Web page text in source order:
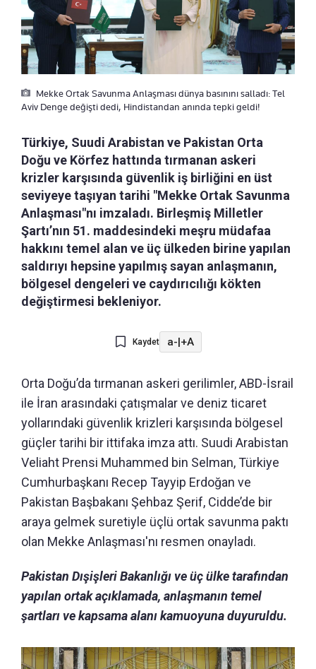
Mekke Ortak Savunma Anlaşması dünya basınını salladı: Tel
Aviv Denge değişti dedi, Hindistandan anında tepki geldi!
Türkiye, Suudi Arabistan ve Pakistan Orta
Doğu ve Körfez hattında tırmanan askeri
krizler karşısında güvenlik iş birliğini en üst
seviyeye taşıyan tarihi "Mekke Ortak Savunma
Anlaşması"nı imzaladı. Birleşmiş Milletler
Şartı’nın 51. maddesindeki meşru müdafaa
hakkını temel alan ve üç ülkeden birine yapılan
saldırıyı hepsine yapılmış sayan anlaşmanın,
bölgesel dengeleri ve caydırıcılığı kökten
değiştirmesi bekleniyor.
Kaydet a-|+A
Orta Doğu’da tırmanan askeri gerilimler, ABD-İsrail
ile İran arasındaki çatışmalar ve deniz ticaret
yollarındaki güvenlik krizleri karşısında bölgesel
güçler tarihi bir ittifaka imza attı. Suudi Arabistan
Veliaht Prensi Muhammed bin Selman, Türkiye
Cumhurbaşkanı Recep Tayyip Erdoğan ve
Pakistan Başbakanı Şehbaz Şerif, Cidde’de bir
araya gelmek suretiyle üçlü ortak savunma paktı
olan Mekke Anlaşması'nı resmen onayladı.
Pakistan Dışişleri Bakanlığı ve üç ülke tarafından
yapılan ortak açıklamada, anlaşmanın temel
şartları ve kapsama alanı kamuoyuna duyuruldu.